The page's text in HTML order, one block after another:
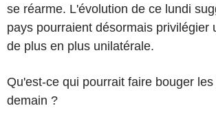
se réarme. L'évolution de ce lundi
pays pourraient désormais privilégier
de plus en plus unilatérale.
Qu'est-ce qui pourrait faire bouger
demain ?